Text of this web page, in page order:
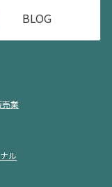
BLOG
売業
ル